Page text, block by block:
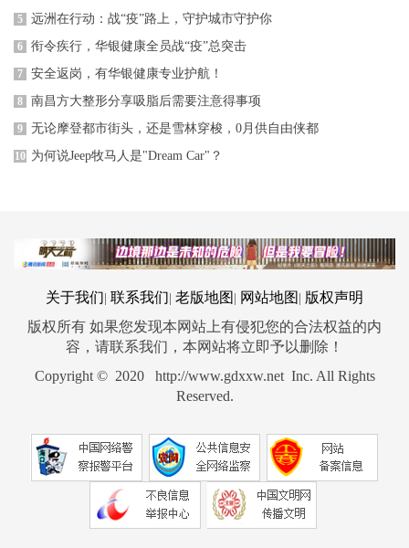
5 远洲在行动：战“疫”路上，守护城市守护你
6 衔令疾行，华银健康全员战“疫”总突击
7 安全返岗，有华银健康专业护航！
8 南昌方大整形分享吸脂后需要注意得事项
9 无论摩登都市街头，还是雪林穿梭，0月供自由侠都
10 为何说Jeep牧马人是"Dream Car"？
关于我们 联系我们 老版地图 网站地图
版权声明
版权所有 如果您发现本网站上有侵犯您的合法权益的内
容，请联系我们，本网站将立即予以删除！
Copyright © 2020 http://www.gdxxw.net Inc. All Rights
Reserved.